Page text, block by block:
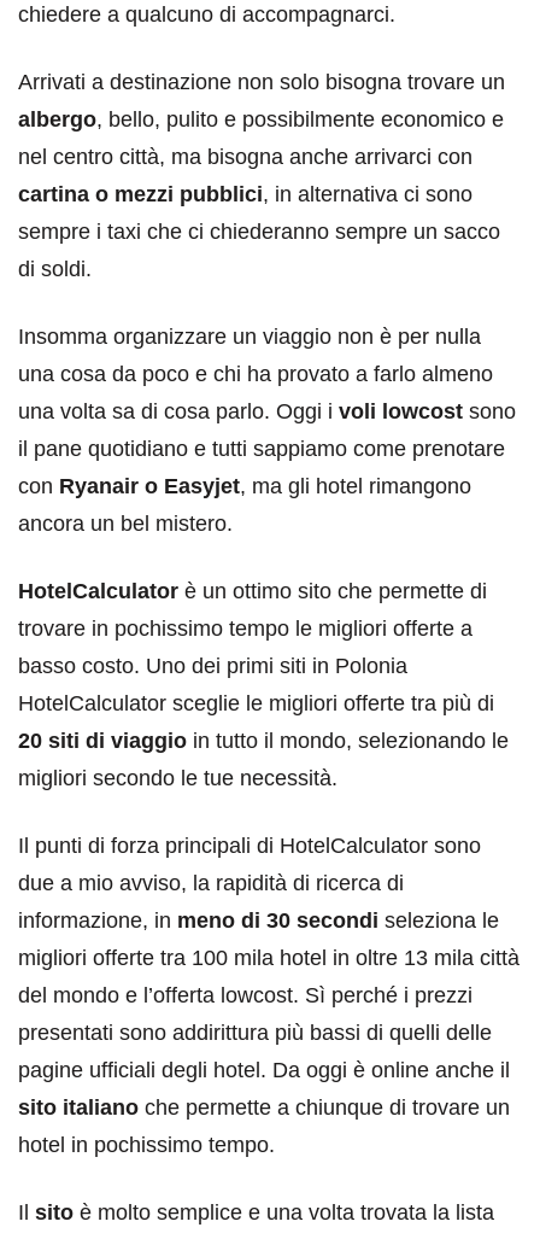
chiedere a qualcuno di accompagnarci.
Arrivati a destinazione non solo bisogna trovare un
albergo, bello, pulito e possibilmente economico e
nel centro città, ma bisogna anche arrivarci con
cartina o mezzi pubblici, in alternativa ci sono
sempre i taxi che ci chiederanno sempre un sacco
di soldi.
Insomma organizzare un viaggio non è per nulla
una cosa da poco e chi ha provato a farlo almeno
una volta sa di cosa parlo. Oggi i voli lowcost sono
il pane quotidiano e tutti sappiamo come prenotare
con Ryanair o Easyjet, ma gli hotel rimangono
ancora un bel mistero.
HotelCalculator è un ottimo sito che permette di
trovare in pochissimo tempo le migliori offerte a
basso costo. Uno dei primi siti in Polonia
HotelCalculator sceglie le migliori offerte tra più di
20 siti di viaggio in tutto il mondo, selezionando le
migliori secondo le tue necessità.
Il punti di forza principali di HotelCalculator sono
due a mio avviso, la rapidità di ricerca di
informazione, in meno di 30 secondi seleziona le
migliori offerte tra 100 mila hotel in oltre 13 mila città
del mondo e l’offerta lowcost. Sì perché i prezzi
presentati sono addirittura più bassi di quelli delle
pagine ufficiali degli hotel. Da oggi è online anche il
sito italiano che permette a chiunque di trovare un
hotel in pochissimo tempo.
Il sito è molto semplice e una volta trovata la lista